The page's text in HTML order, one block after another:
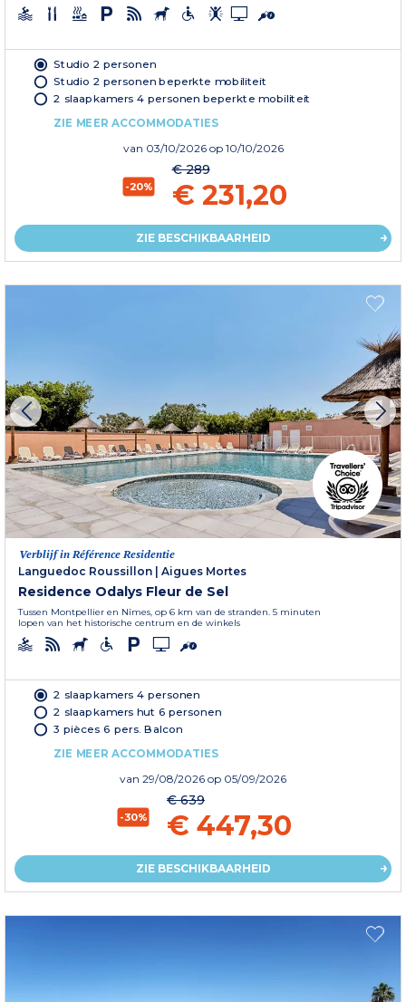
Studio 2 personen
Studio 2 personen beperkte mobiliteit
2 slaapkamers 4 personen beperkte mobiliteit
ZIE MEER ACCOMMODATIES
van 03/10/2026 op 10/10/2026
-20%
€ 289
€ 231,20
ZIE BESCHIKBAARHEID
Verblijf in Référence Residentie
Languedoc Roussillon | Aigues Mortes
Residence Odalys Fleur de Sel
Tussen Montpellier en Nîmes, op 6 km van de stranden. 5 minuten
lopen van het historische centrum en de winkels
2 slaapkamers 4 personen
2 slaapkamers hut 6 personen
3 pièces 6 pers. Balcon
ZIE MEER ACCOMMODATIES
van 29/08/2026 op 05/09/2026
-30%
€ 639
€ 447,30
ZIE BESCHIKBAARHEID